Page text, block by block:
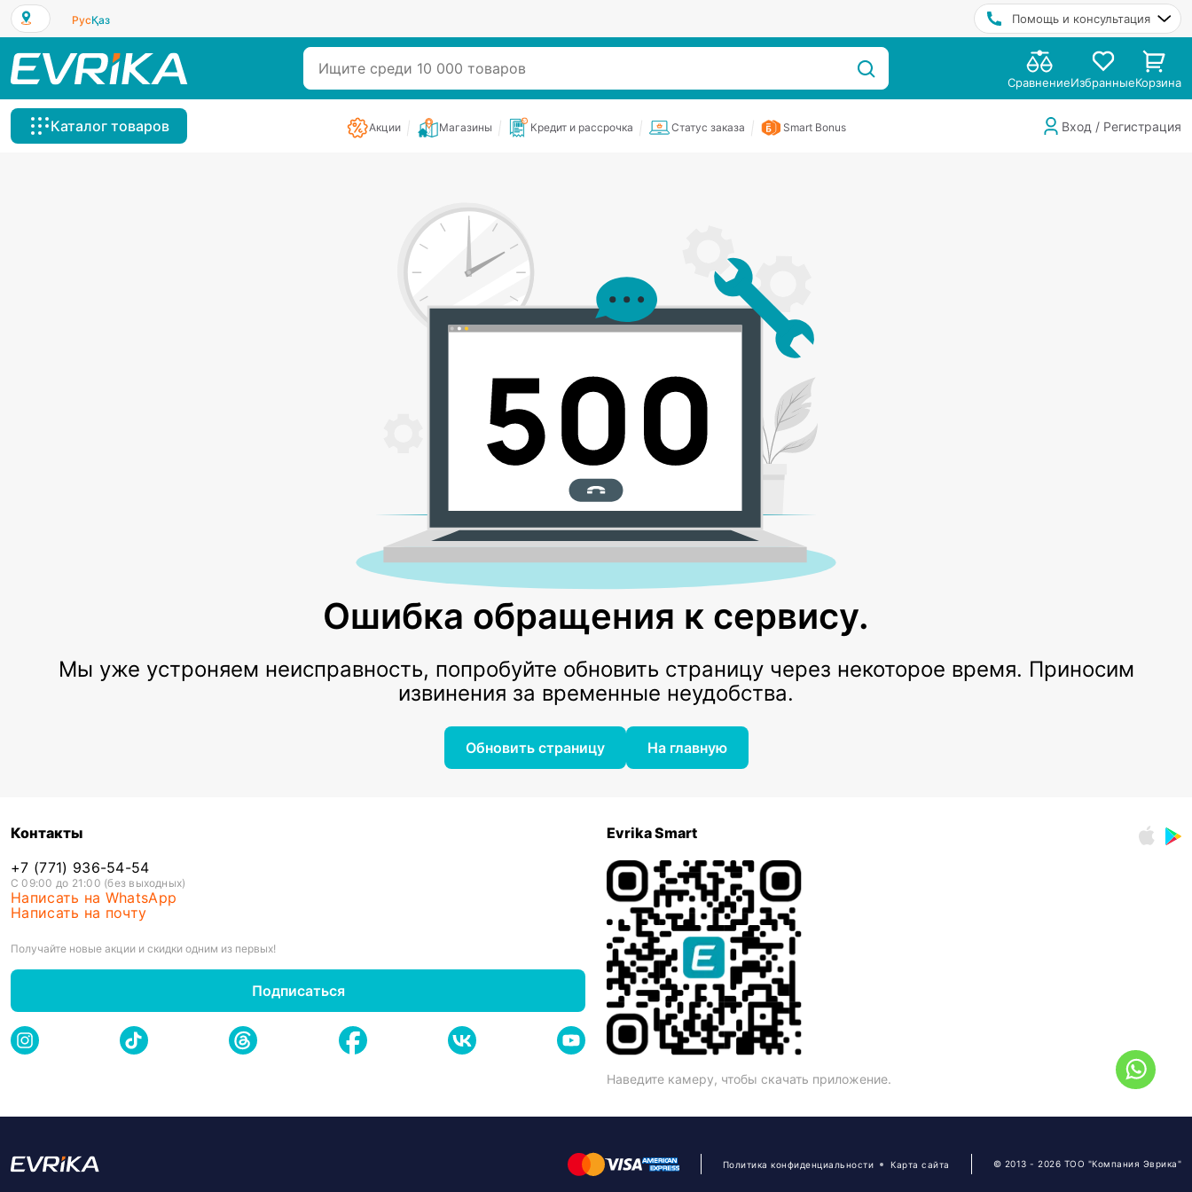
РусҚаз Помощь и консультация
СравнениеИзбранныеКорзина
Каталог товаров Акции Магазины Кредит и рассрочка Статус заказа Smart Bonus Вход / Регистрация
Ошибка обращения к сервису.
Мы уже устроняем неисправность, попробуйте обновить страницу через некоторое время. Приносим
извинения за временные неудобства.
Обновить страницу На главную
Контакты
+7 (771) 936-54-54
С 09:00 до 21:00 (без выходных)
Написать на WhatsApp
Написать на почту
Получайте новые акции и скидки одним из первых!
Подписаться
Evrika Smart
Наведите камеру, чтобы скачать приложение.
Политика конфиденциальности Карта сайта © 2013 - 2026 ТОО "Компания Эврика"